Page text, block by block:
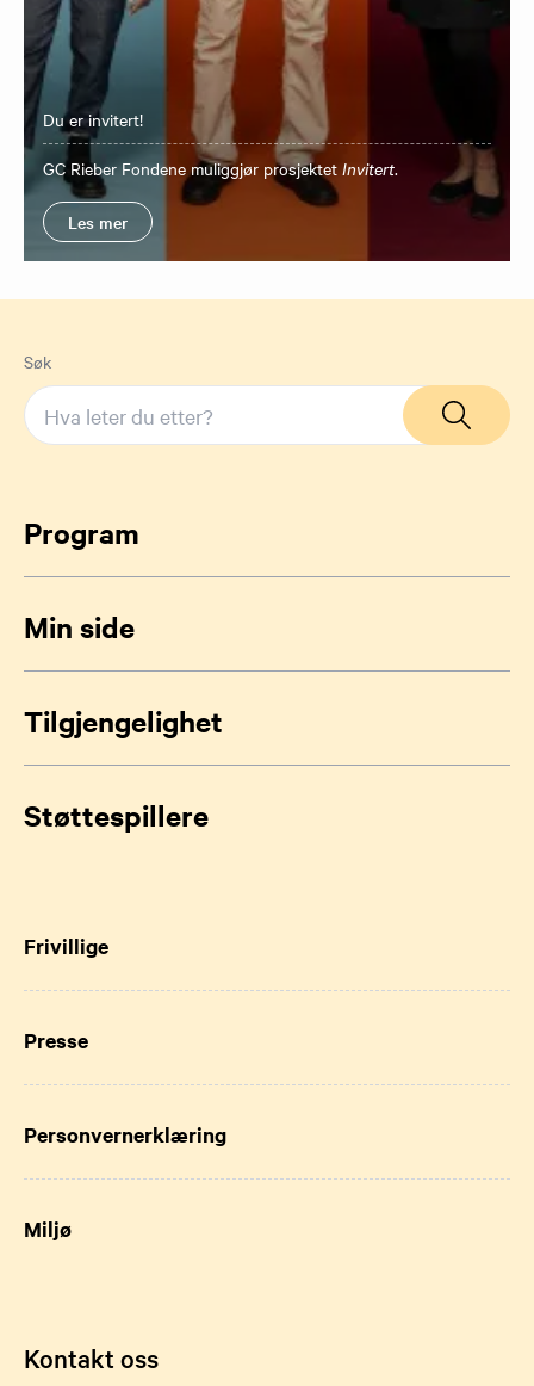
Du er invitert!
GC Rieber Fondene muliggjør prosjektet Invitert.
Les mer
Søk
Program
Min side
Tilgjengelighet
Støttespillere
Frivillige
Presse
Personvernerklæring
Miljø
Kontakt oss